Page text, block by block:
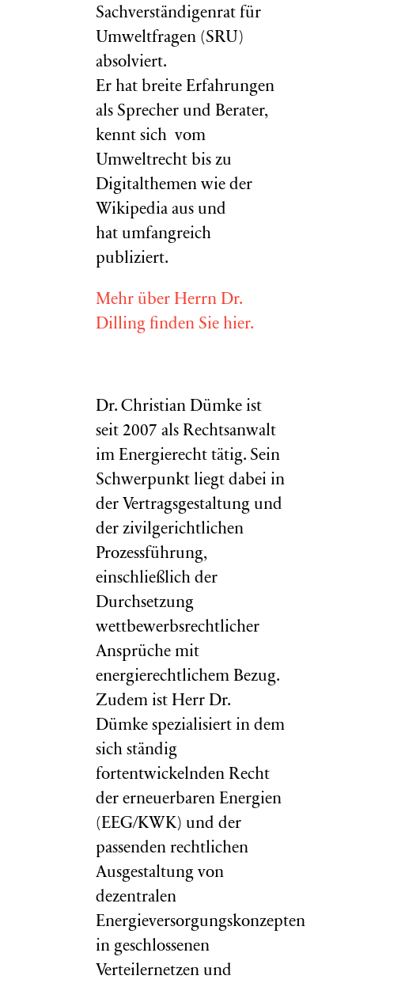
Sachverständigenrat für
Umweltfragen (SRU)
absolviert.
Er hat breite Erfahrungen
als Sprecher und Berater,
kennt sich vom
Umweltrecht bis zu
Digitalthemen wie der
Wikipedia aus und
hat umfangreich
publiziert.
Mehr über Herrn Dr.
Dilling finden Sie hier.
Dr. Christian Dümke ist
seit 2007 als Rechtsanwalt
im Energierecht tätig. Sein
Schwerpunkt liegt dabei in
der Vertragsgestaltung und
der zivilgerichtlichen
Prozessführung,
einschließlich der
Durchsetzung
wettbewerbsrechtlicher
Ansprüche mit
energierechtlichem Bezug.
Zudem ist Herr Dr.
Dümke spezialisiert in dem
sich ständig
fortentwickelnden Recht
der erneuerbaren Energien
(EEG/KWK) und der
passenden rechtlichen
Ausgestaltung von
dezentralen
Energieversorgungskonzepten
in geschlossenen
Verteilernetzen und